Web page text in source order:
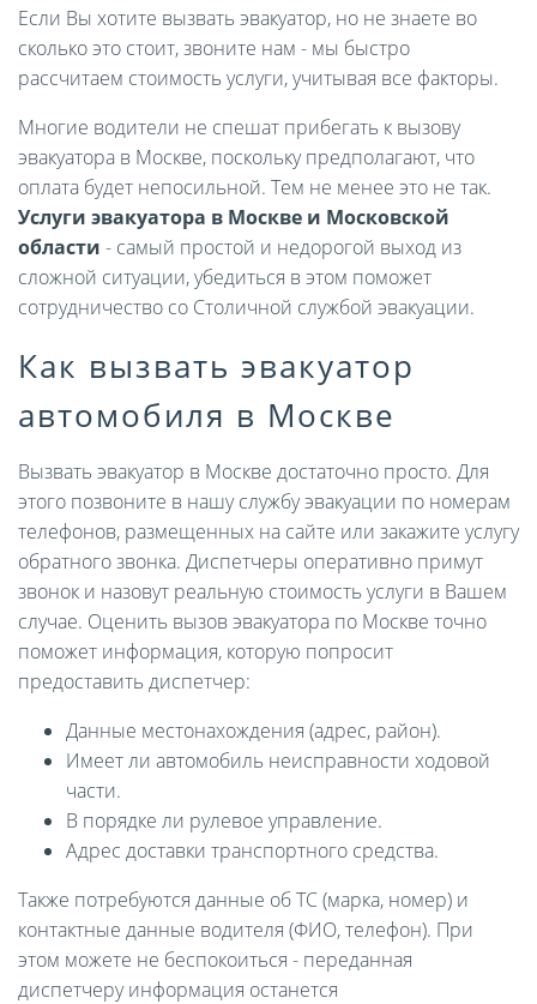
Если Вы хотите вызвать эвакуатор, но не знаете во
сколько это стоит, звоните нам - мы быстро
рассчитаем стоимость услуги, учитывая все факторы.
Многие водители не спешат прибегать к вызову
эвакуатора в Москве, поскольку предполагают, что
оплата будет непосильной. Тем не менее это не так.
Услуги эвакуатора в Москве и Московской
области - самый простой и недорогой выход из
сложной ситуации, убедиться в этом поможет
сотрудничество со Столичной службой эвакуации.
Как вызвать эвакуатор
автомобиля в Москве
Вызвать эвакуатор в Москве достаточно просто. Для
этого позвоните в нашу службу эвакуации по номерам
телефонов, размещенных на сайте или закажите услугу
обратного звонка. Диспетчеры оперативно примут
звонок и назовут реальную стоимость услуги в Вашем
случае. Оценить вызов эвакуатора по Москве точно
поможет информация, которую попросит
предоставить диспетчер:
Данные местонахождения (адрес, район).
Имеет ли автомобиль неисправности ходовой
части.
В порядке ли рулевое управление.
Адрес доставки транспортного средства.
Также потребуются данные об ТС (марка, номер) и
контактные данные водителя (ФИО, телефон). При
этом можете не беспокоиться - переданная
диспетчеру информация останется